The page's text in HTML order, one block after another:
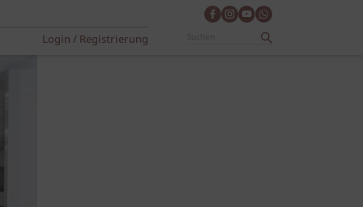
Login / Registrierung